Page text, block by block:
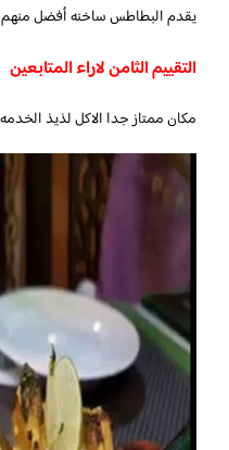
يقدم البطاطس ساخنه أفضل منهم
التقييم الثامن لاراء المتابعين
مكان ممتاز جدا الاكل لذيذ